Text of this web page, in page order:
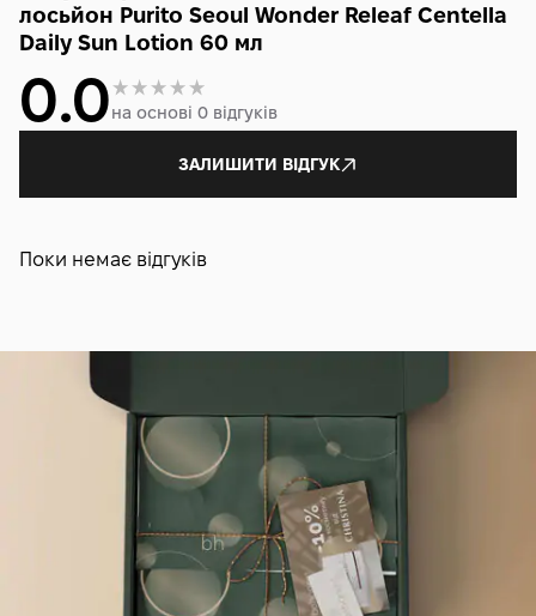
лосьйон Purito Seoul Wonder Releaf Centella
Daily Sun Lotion 60 мл
0.0на основі 0 відгуків
ЗАЛИШИТИ ВІДГУК
Поки немає відгуків